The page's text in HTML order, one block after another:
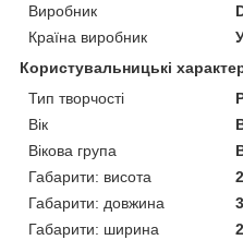
Виробник
Країна виробник
Користувальницькі
Тип творчості
Вік
Вікова група
Габарити: висота
2
Габарити: довжина
Габарити: ширина